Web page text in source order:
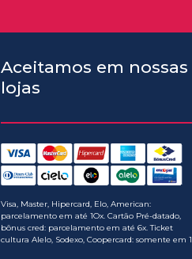
Aceitamos em nossas
lojas
Visa, Master, Hipercard, Elo, American:
parcelamento em até 1Ox. Cartão Pré-datado,
bônus cred: parcelamento em até 6x. Ticket
cultura Alelo, Sodexo, Coopercard: somente em